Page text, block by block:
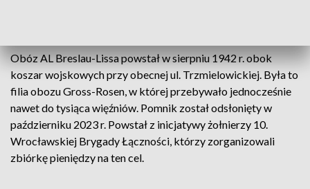
Obóz AL Breslau-Lissa powstał w sierpniu 1942 r. obok
koszar wojskowych przy obecnej ul. Trzmielowickiej. Była to
filia obozu Gross-Rosen, w której przebywało jednocześnie
nawet do tysiąca więźniów. Pomnik został odsłonięty w
październiku 2023 r. Powstał z inicjatywy żołnierzy 10.
Wrocławskiej Brygady Łączności, którzy zorganizowali
zbiórkę pieniędzy na ten cel.